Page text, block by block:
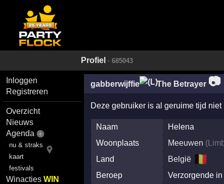
Profiel · 685043
Inloggen
Registreren
Overzicht
Nieuws
Agenda
nu & straks
kaart
festivals
WinactiesWIN
gabberwijffie The Betrayer 📷
Deze gebruiker is al geruime tijd
Naam
Helena
Woonplaats
Meeuwen (
Land
België 🇧🇪
Beroep
Verzorgende